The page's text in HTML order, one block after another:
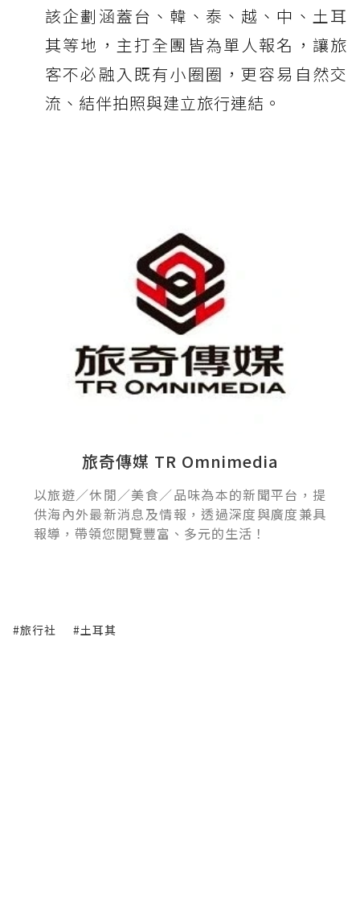
該企劃涵蓋台、韓、泰、越、中、土耳
其等地，主打全團皆為單人報名，讓旅
客不必融入既有小圈圈，更容易自然交
流、結伴拍照與建立旅行連結。
旅奇傳媒 TR Omnimedia
以旅遊／休閒／美食／品味為本的新聞平台，提
供海內外最新消息及情報，透過深度與廣度兼具
報導，帶領您閱覽豐富、多元的生活！
#旅行社 #土耳其